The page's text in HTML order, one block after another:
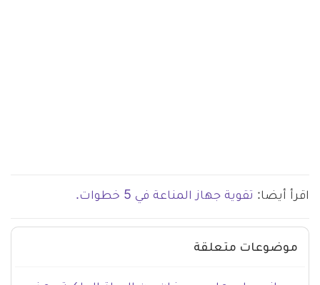
اقرأ أيضا: تقوية جهاز المناعة في 5 خطوات.
موضوعات متعلقة